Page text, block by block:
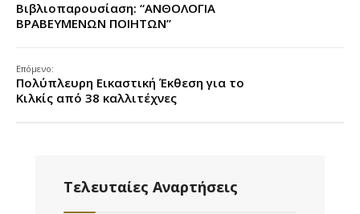
Βιβλιοπαρουσίαση: “ΑΝΘΟΛΟΓΙΑ
ΒΡΑΒΕΥΜΕΝΩΝ ΠΟΙΗΤΩΝ”
Επόμενο:
Πολύπλευρη Εικαστική Έκθεση για το
Κιλκίς από 38 καλλιτέχνες
Τελευταίες Αναρτήσεις